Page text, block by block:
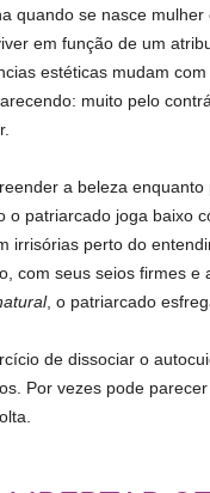
quando se nasce
em função de um
estéticas mudam
muito pelo
a beleza
o patriarcado joga baixo
irrisórias perto do
com seus seios firmes
, o patriarcado
de dissociar o
Por vezes pode